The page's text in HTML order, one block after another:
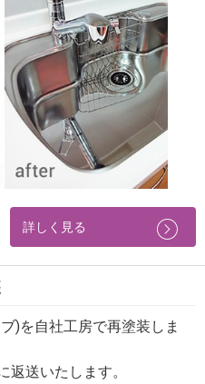
詳しく見る
)を自社工房で再塗装しま
返送いたします。